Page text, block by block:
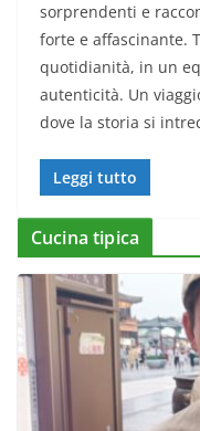
sorprendenti e
forte e affascinante.
quotidianità, in un
autenticità. Un
dove la storia si
Leggi tutto
Cucina tipica